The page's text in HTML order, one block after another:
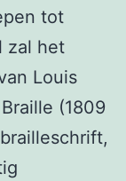
tot
zal het
Louis
(1809